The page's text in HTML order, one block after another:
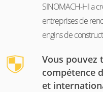
SINOMACH-HI a
entreprises de
engins de
Vous pouvez
compétence
et